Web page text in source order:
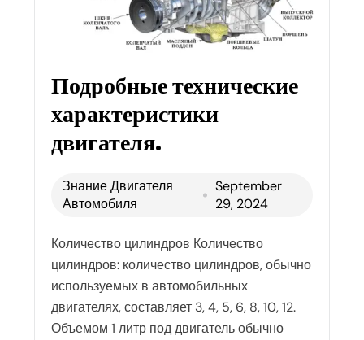
Подробные технические
характеристики
двигателя.
Знание Двигателя
Автомобиля
September
29, 2024
Количество цилиндров Количество
цилиндров: количество цилиндров, обычно
используемых в автомобильных
двигателях, составляет 3, 4, 5, 6, 8, 10, 12.
Объемом 1 литр под двигатель обычно